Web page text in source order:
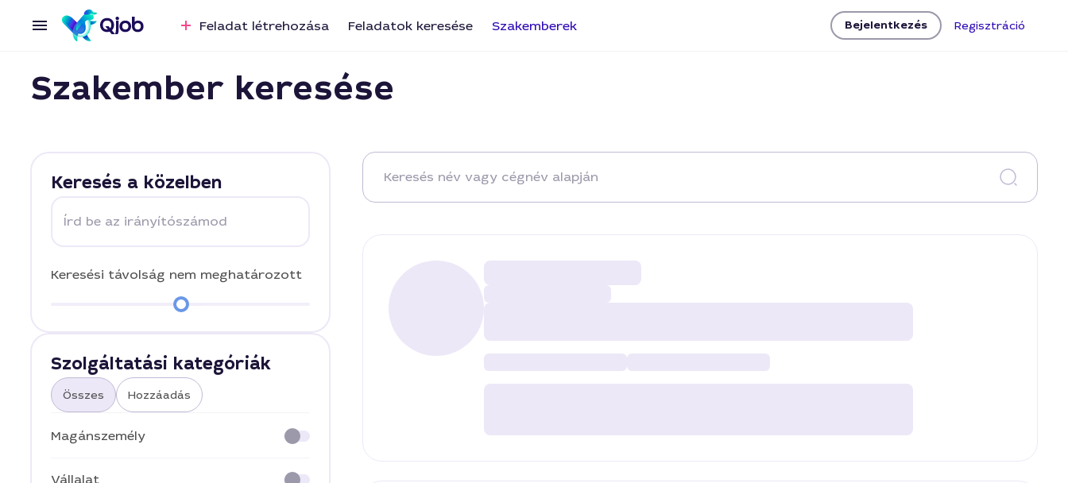
Feladat létrehozása Feladatok keresése Szakemberek Bejelentkezés Regisztráció
Szakember keresése
Keresés a közelben
Írd be az irányítószámod
Keresési távolság nem meghatározott
Szolgáltatási kategóriák
Összes Hozzáadás
Magánszemély
Vállalat